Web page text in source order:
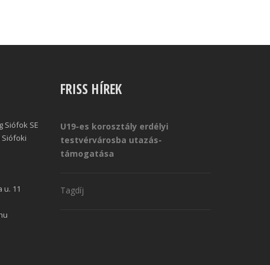
Siófok SE
u. 11
FRISS HÍREK
U19-es korosztály erdélyi
testvérvárosba utazás-
támogatása
Tagdíj